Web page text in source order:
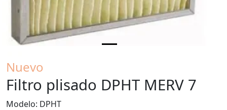
Nuevo
Filtro plisado DPHT MERV 7
Modelo: DPHT